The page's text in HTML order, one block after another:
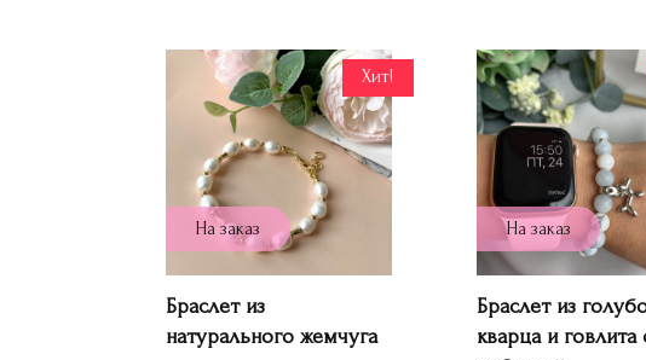
На заказ
Хит!
Браслет из
натурального жемчуга
На заказ
Браслет из
кварца и говлита